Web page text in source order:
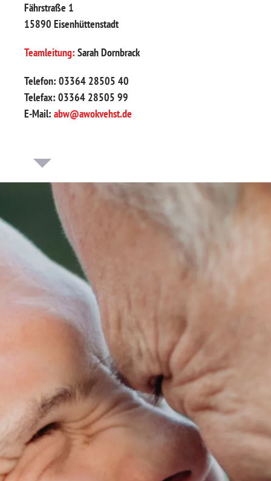
Fährstraße 1
15890 Eisenhüttenstadt
Teamleitung: Sarah Dornbrack
Telefon: 03364 28505 40
Telefax: 03364 28505 99
E-Mail: abw@awokvehst.de